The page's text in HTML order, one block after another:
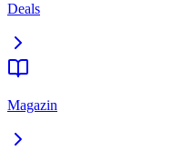
Deals
Magazin